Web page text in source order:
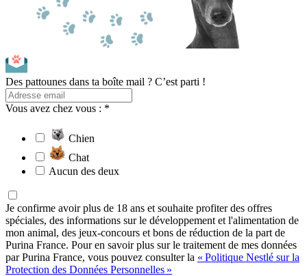
Des pattounes dans ta boîte mail ? C’est parti !
Vous avez chez vous : *
Chien
Chat
Aucun des deux
Je confirme avoir plus de 18 ans et souhaite profiter des offres
spéciales, des informations sur le développement et l'alimentation de
mon animal, des jeux-concours et bons de réduction de la part de
Purina France. Pour en savoir plus sur le traitement de mes données
par Purina France, vous pouvez consulter la « Politique Nestlé sur la
Protection des Données Personnelles »